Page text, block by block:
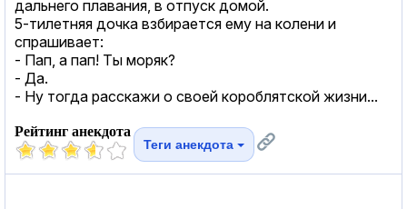
дальнего плавания, в отпуск домой.
5-тилетняя дочка взбирается ему на колени и
спрашивает:
- Пап, а пап! Ты моряк?
- Да.
- Ну тогда расскажи о своей короблятской жизни...
Рейтинг анекдота
Теги анекдота